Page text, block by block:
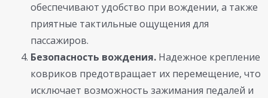
обеспечивают удобство при вождении, а также
приятные тактильные ощущения для
пассажиров.
Безопасность вождения. Надежное крепление
ковриков предотвращает их перемещение, что
исключает возможность зажимания педалей и